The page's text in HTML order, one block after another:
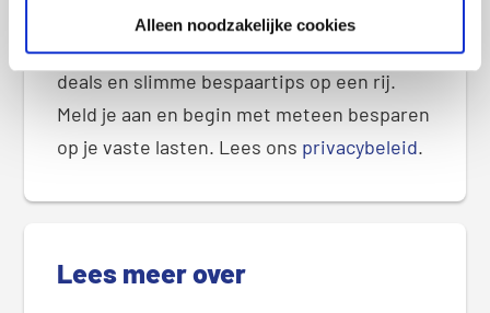
Alleen noodzakelijke cookies
Speciaal voor jou zetten we exclusieve
deals en slimme bespaartips op een rij.
Meld je aan en begin met meteen besparen
op je vaste lasten. Lees ons privacybeleid.
Lees meer over